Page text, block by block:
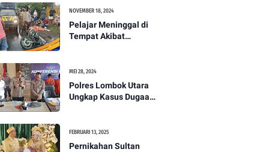
PENANTB
NOVEMBER 18, 2024
Pelajar Meninggal di
Tempat Akibat
Utara -PENANTB
MEI 28, 2024
Polres Lombok Utara
Ungkap Kasus Dugaan
Gantung Diri
FEBRUARI 13, 2025
Pernikahan Sultan